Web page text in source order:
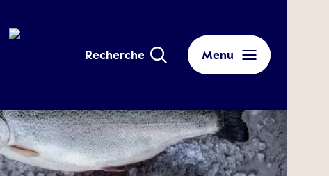
Recherche Menu